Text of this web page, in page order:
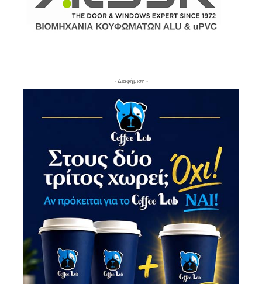
- Διαφήμιση -